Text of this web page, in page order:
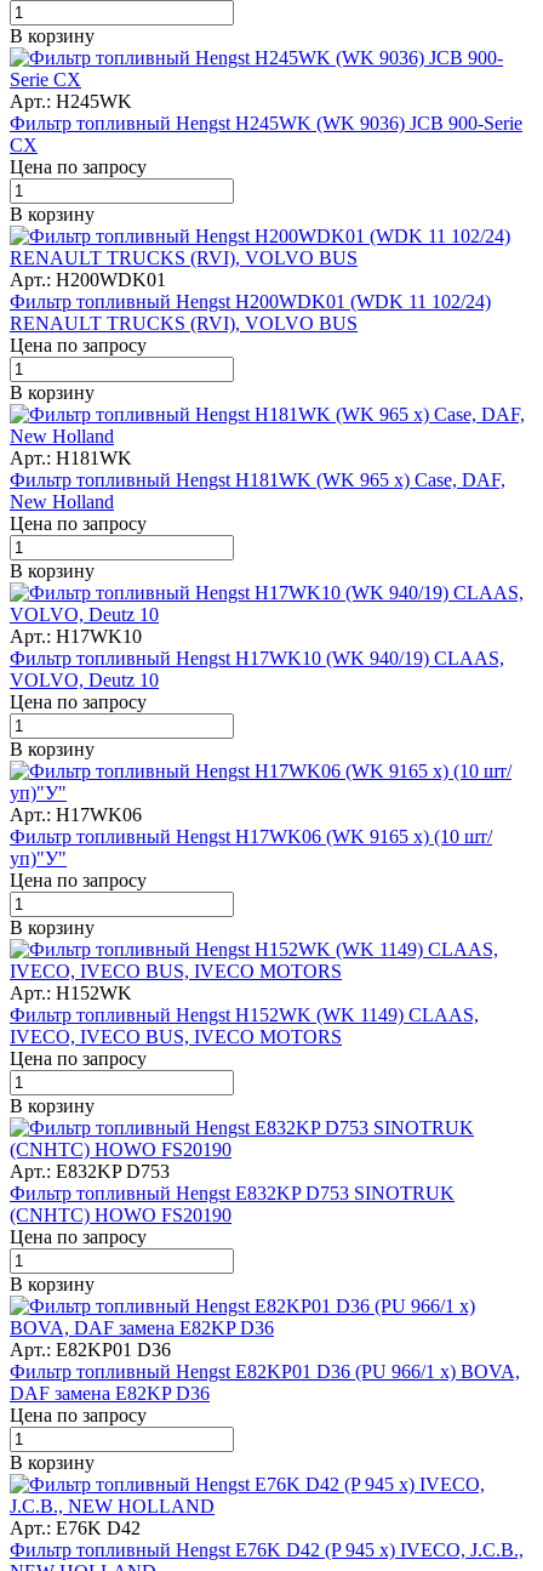
В корзину
Арт.: H245WK
Фильтр топливный Hengst H245WK (WK 9036) JCB 900-Serie
CX
Цена по запросу
В корзину
Арт.: H200WDK01
Фильтр топливный Hengst H200WDK01 (WDK 11 102/24)
RENAULT TRUCKS (RVI), VOLVO BUS
Цена по запросу
В корзину
Арт.: H181WK
Фильтр топливный Hengst H181WK (WK 965 x) Case, DAF,
New Holland
Цена по запросу
В корзину
Арт.: H17WK10
Фильтр топливный Hengst H17WK10 (WK 940/19) CLAAS,
VOLVO, Deutz 10
Цена по запросу
В корзину
Арт.: H17WK06
Фильтр топливный Hengst H17WK06 (WK 9165 x) (10 шт/
уп)"У"
Цена по запросу
В корзину
Арт.: H152WK
Фильтр топливный Hengst H152WK (WK 1149) CLAAS,
IVECO, IVECO BUS, IVECO MOTORS
Цена по запросу
В корзину
Арт.: E832KP D753
Фильтр топливный Hengst E832KP D753 SINOTRUK
(CNHTC) HOWO FS20190
Цена по запросу
В корзину
Арт.: E82KP01 D36
Фильтр топливный Hengst E82KP01 D36 (PU 966/1 x) BOVA,
DAF замена E82KP D36
Цена по запросу
В корзину
Арт.: E76K D42
Фильтр топливный Hengst E76K D42 (P 945 x) IVECO, J.C.B.,